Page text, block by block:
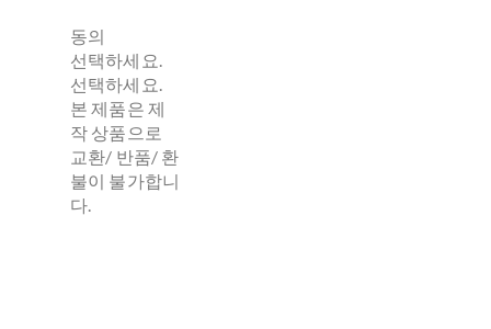
동의
선택하세요.
선택하세요.
본 제품은 제
작 상품으로
교환/ 반품/ 환
불이 불가합니
다.